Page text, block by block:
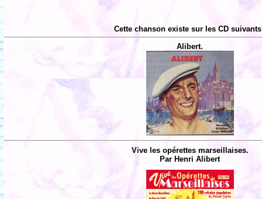
Cette chanson existe sur les CD
Alibert.
Vive les opérettes marseillaises.
Par Henri Alibert